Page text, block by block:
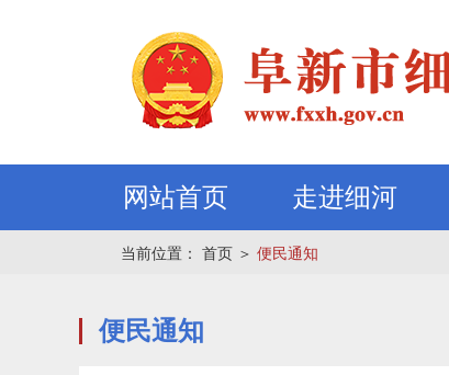
网站首页 走进细河
当前位置： 首页 ＞ 便民通知
便民通知